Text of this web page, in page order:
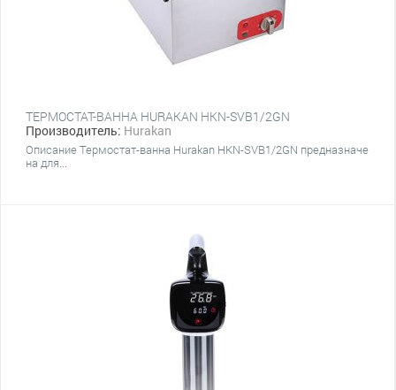
ТЕРМОСТАТ-ВАННА HURAKAN HKN-SVB1/2GN
Производитель: Hurakan
Описание Термостат-ванна Hurakan HKN-SVB1/2GN предназначе
на для...